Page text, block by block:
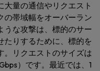
量の通信やリクエスト
の帯域幅をオーバーラン
うな攻撃は、標的のサー
たりするために、標的を
。リクエストのサイズは
）です。最近では、1